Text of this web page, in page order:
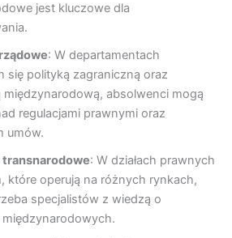
jest kluczowe dla
: W departamentach
się polityką zagraniczną oraz
międzynarodową, absolwenci mogą
regulacjami prawnymi oraz
umów.
: W działach prawnych
które operują na różnych rynkach,
specjalistów z wiedzą o
międzynarodowych.